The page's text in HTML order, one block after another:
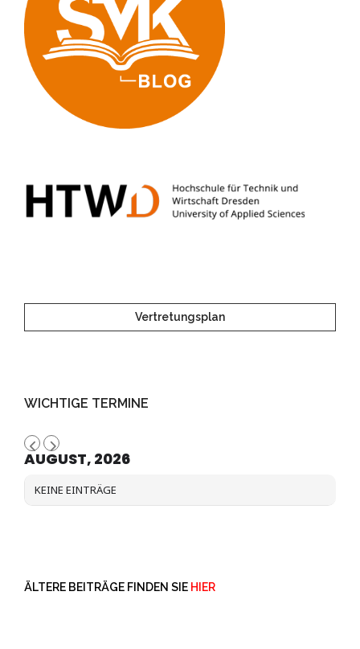
Vertretungsplan
WICHTIGE TERMINE
AUGUST, 2026
KEINE EINTRÄGE
ÄLTERE BEITRÄGE FINDEN SIE HIER